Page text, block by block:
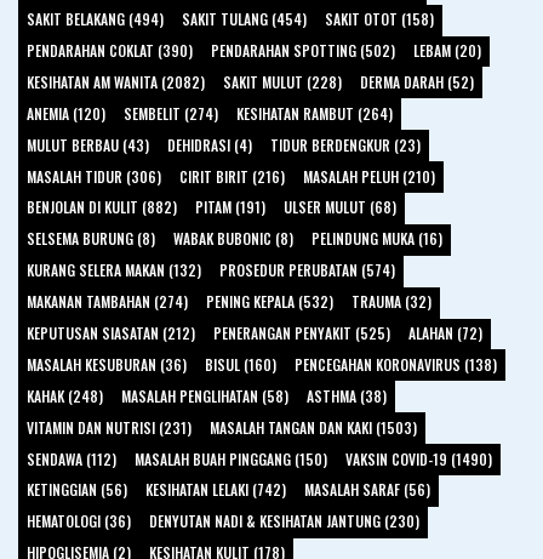
SAKIT BELAKANG (494)
SAKIT TULANG (454)
SAKIT OTOT (158)
PENDARAHAN COKLAT (390)
PENDARAHAN SPOTTING (502)
LEBAM (20)
KESIHATAN AM WANITA (2082)
SAKIT MULUT (228)
DERMA DARAH (52)
ANEMIA (120)
SEMBELIT (274)
KESIHATAN RAMBUT (264)
MULUT BERBAU (43)
DEHIDRASI (4)
TIDUR BERDENGKUR (23)
MASALAH TIDUR (306)
CIRIT BIRIT (216)
MASALAH PELUH (210)
BENJOLAN DI KULIT (882)
PITAM (191)
ULSER MULUT (68)
SELSEMA BURUNG (8)
WABAK BUBONIC (8)
PELINDUNG MUKA (16)
KURANG SELERA MAKAN (132)
PROSEDUR PERUBATAN (574)
MAKANAN TAMBAHAN (274)
PENING KEPALA (532)
TRAUMA (32)
KEPUTUSAN SIASATAN (212)
PENERANGAN PENYAKIT (525)
ALAHAN (72)
MASALAH KESUBURAN (36)
BISUL (160)
PENCEGAHAN KORONAVIRUS (138)
KAHAK (248)
MASALAH PENGLIHATAN (58)
ASTHMA (38)
VITAMIN DAN NUTRISI (231)
MASALAH TANGAN DAN KAKI (1503)
SENDAWA (112)
MASALAH BUAH PINGGANG (150)
VAKSIN COVID-19 (1490)
KETINGGIAN (56)
KESIHATAN LELAKI (742)
MASALAH SARAF (56)
HEMATOLOGI (36)
DENYUTAN NADI & KESIHATAN JANTUNG (230)
HIPOGLISEMIA (2)
KESIHATAN KULIT (178)